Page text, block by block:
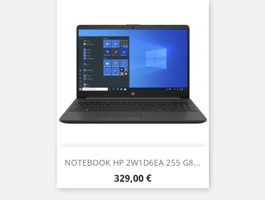
NOTEBOOK HP 2W1D6EA 255 G8...
Prezzo
329,00 €